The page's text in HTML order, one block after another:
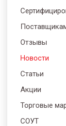
Отзывы
Новости
Статьи
Акции
Торговые
СОУТ